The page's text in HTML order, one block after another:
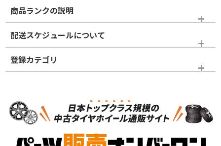
商品ランクの説明
※商品ランクは出品者の主観により判断しておりますので、あら
かじめご了承ください。
ホイールランク
S
品）
S
新車外し品（新古
付き
配送スケジュールについて
登録カテゴリ
スタッドレスタイヤホイールセット